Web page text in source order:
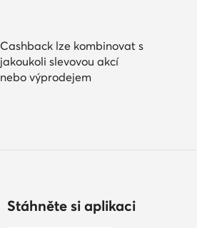
Cashback lze kombinovat s
jakoukoli slevovou akcí
nebo výprodejem
Stáhněte si aplikaci